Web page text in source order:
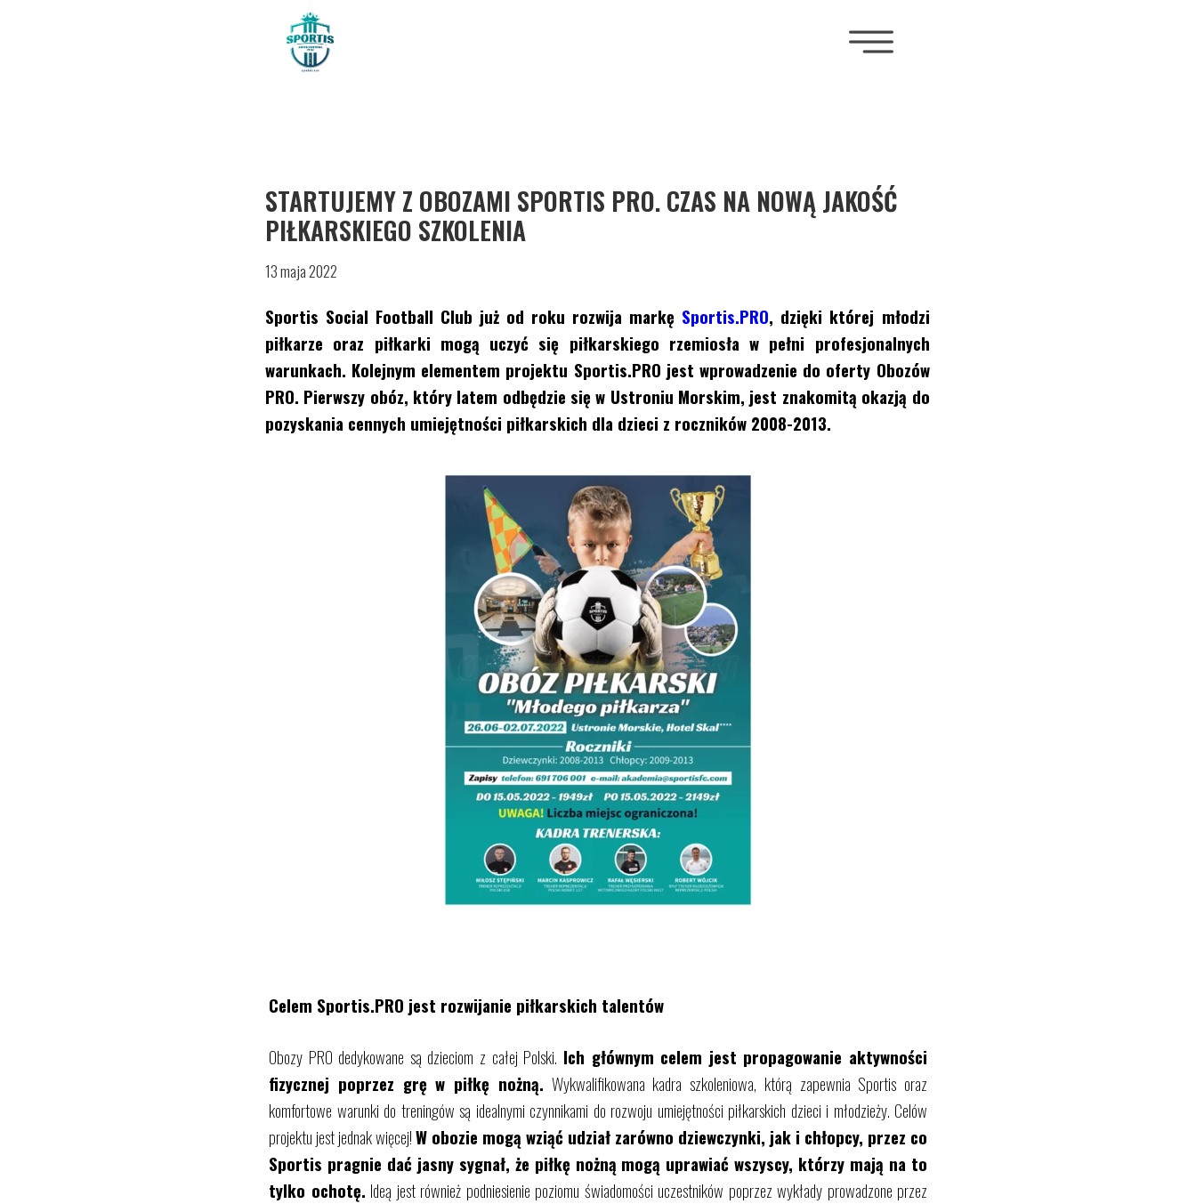
Celem Sportis.PRO jest rozwijanie piłkarskich talentów
Obozy PRO dedykowane są dzieciom z całej Polski. Ich głównym celem jest propagowanie aktywności
fizycznej poprzez grę w piłkę nożną. Wykwalifikowana kadra szkoleniowa, którą zapewnia Sportis oraz
komfortowe warunki do treningów są idealnymi czynnikami do rozwoju umiejętności piłkarskich dzieci i młodzieży. Celów
projektu jest jednak więcej!W obozie mogą wziąć udział zarówno dziewczynki, jak i chłopcy, przez co
Sportis pragnie dać jasny sygnał, że piłkę nożną mogą uprawiać wszyscy, którzy mają na to
tylko ochotę. Ideą jest również podniesienie poziomu świadomości uczestników poprzez wykłady prowadzone przez
13 maja 2022
STARTUJEMY Z OBOZAMI SPORTIS PRO. CZAS NA NOWĄ JAKOŚĆ
PIŁKARSKIEGO SZKOLENIA
Sportis Social Football Club już od roku rozwija markę Sportis.PRO, dzięki której młodzi
piłkarze oraz piłkarki mogą uczyć się piłkarskiego rzemiosła w pełni profesjonalnych
warunkach. Kolejnym elementem projektu Sportis.PRO jest wprowadzenie do oferty Obozów
PRO. Pierwszy obóz, który latem odbędzie się w Ustroniu Morskim, jest znakomitą okazją do
pozyskania cennych umiejętności piłkarskich dla dzieci z roczników 2008-2013.